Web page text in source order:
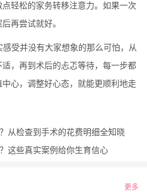
轻松的家务转移注意力。如果一次
再尝试就好。
受并没有大家想象的那么可怕，从
，再到术后的忐忑等待，每一步都
心，调整好心态，就能更顺利地走
从检查到手术的花费明细全知晓
这些真实案例给你生育信心
更多